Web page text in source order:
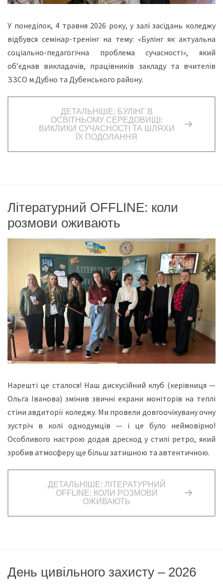
У понеділок, 4 травня 2026 року, у залі засідань коледжу
відбувся семінар-тренінг на тему: «Булінг як актуальна
соціально-педагогічна проблема сучасності», який
об’єднав викладачів, працівників закладу та вчителів
ЗЗСО м.Дубно та Дубенського району.
ДЕТАЛЬНІШЕ: БУЛІНГ В
ОСВІТНЬОМУ СЕРЕДОВИЩІ:
ВИКЛИКИ СУЧАСНОСТІ ТА ШЛЯХИ
ЇХ ПОДОЛАННЯ
Літературний OFFLINE: коли
розмови оживають
Нарешті це сталося! Наш дискусійний клуб (керівниця —
Ольга Іванова) змінив звичні екрани моніторів на теплі
стіни авдиторії коледжу. Ми провели довгоочікувану очну
зустріч в колі однодумців — і це було неймовірно!
Особливого настрою додав дрескод у стилі ретро, який
зробив атмосферу ще більш затишною та автентичною.
ДЕТАЛЬНІШЕ: ЛІТЕРАТУРНИЙ
OFFLINE: КОЛИ РОЗМОВИ
ОЖИВАЮТЬ
День цивільного захисту – 2026